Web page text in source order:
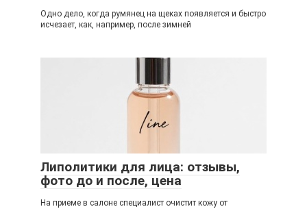
Одно дело, когда румянец на щеках появляется и быстро
исчезает, как, например, после зимней
Липолитики для лица: отзывы,
фото до и после, цена
На приеме в салоне специалист очистит кожу от